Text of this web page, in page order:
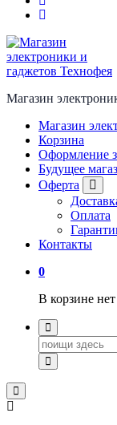
Магазин
Магазин
Корзина
Оформление
Будущее
Оферта
Оплата
Контакты
0
В корзине
Поиск
для: